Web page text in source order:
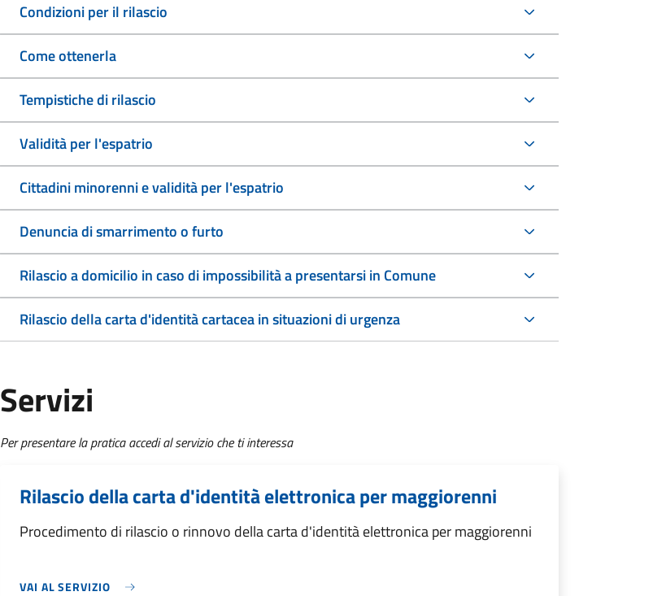
Condizioni per il rilascio
Come ottenerla
Tempistiche di rilascio
Validità per l'espatrio
Cittadini minorenni e validità per l'espatrio
Denuncia di smarrimento o furto
Rilascio a domicilio in caso di impossibilità a presentarsi in Comune
Rilascio della carta d'identità cartacea in situazioni di urgenza
Servizi
Per presentare la pratica accedi al servizio che ti interessa
Rilascio della carta d'identità elettronica per maggiorenni
Procedimento di rilascio o rinnovo della carta d'identità elettronica per maggiorenni
VAI AL SERVIZIO